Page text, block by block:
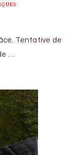
Tentative de
…